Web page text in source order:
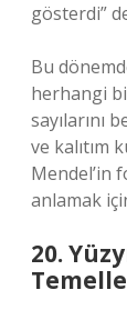
gösterdi”
Bu
herhangi
sayılarını
ve kalıtım
Mendel’in
anlamak
20.